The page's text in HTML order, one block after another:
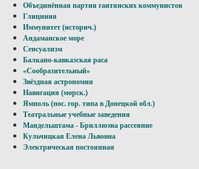
Объединённая партия гаитянских коммунистов
Глициния
Иммунитет (историч.)
Андаманское море
Сенсуализм
Балкано-кавказская раса
«Сообразительный»
Звёздная астрономия
Навигация (морск.)
Ямполь (пос. гор. типа в Донецкой обл.)
Театральные учебные заведения
Мандельштама - Бриллюэна рассеяние
Кульчицкая Елена Львовна
Электрическая постоянная